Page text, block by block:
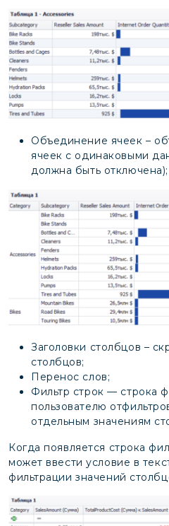
Объединение ячеек –
ячеек с одинаковыми
должна быть отключена);
Заголовки столбцов –
столбцов;
Перенос слов;
Фильтр строк — строка
пользователю
отдельным значениям
Когда появляется строка
может ввести условие в
фильтрации значений